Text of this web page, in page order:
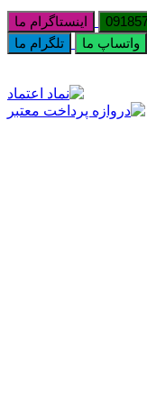
اینستاگرام ما
واتساپ ما
تلگرام ما